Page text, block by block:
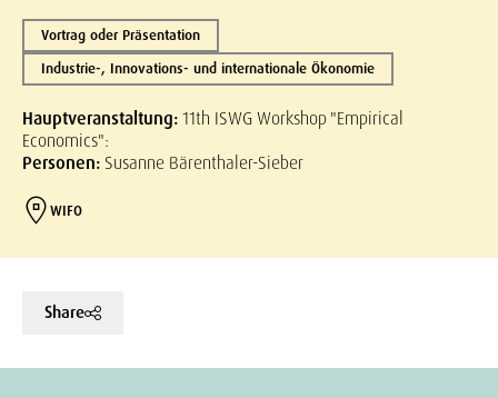
Vortrag oder Präsentation
Industrie-, Innovations- und internationale Ökonomie
Hauptveranstaltung:11th ISWG Workshop "Empirical
Economics":
Personen: Susanne Bärenthaler-Sieber
WIFO
Share